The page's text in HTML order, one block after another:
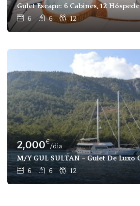
Gulet Escape: 6 Cabines, 12
6 6 12
2,000€
/dia
M/Y GUL SULTAN - Gulet De Luxo
6 6 12